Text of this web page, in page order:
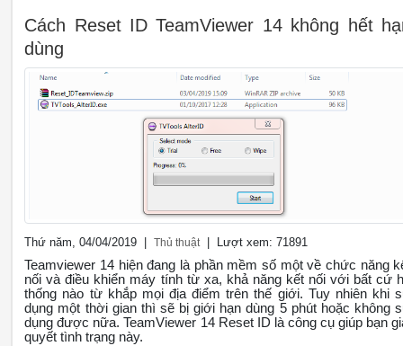
Cách Reset ID TeamViewer 14 không hết
dùng
Thứ năm, 04/04/2019 |Thủ thuật | Lượt xem: 71891
Teamviewer 14 hiện đang là phần mềm số một về chức năng
nối và điều khiển máy tính từ xa, khả năng kết nối với bất cứ
thống nào từ khắp mọi địa điểm trên thế giới. Tuy nhiên khi
dụng một thời gian thì sẽ bị giới hạn dùng 5 phút hoặc không
dụng được nữa. TeamViewer 14 Reset ID là công cụ giúp bạn
quyết tình trạng này.